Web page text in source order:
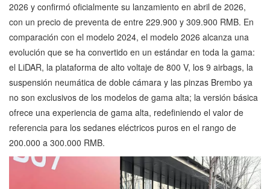
2026 y confirmó oficialmente su lanzamiento en abril de 2026,
con un precio de preventa de entre 229.900 y 309.900 RMB. En
comparación con el modelo 2024, el modelo 2026 alcanza una
evolución que se ha convertido en un estándar en toda la gama:
el LiDAR, la plataforma de alto voltaje de 800 V, los 9 airbags, la
suspensión neumática de doble cámara y las pinzas Brembo ya
no son exclusivos de los modelos de gama alta; la versión básica
ofrece una experiencia de gama alta, redefiniendo el valor de
referencia para los sedanes eléctricos puros en el rango de
200.000 a 300.000 RMB.